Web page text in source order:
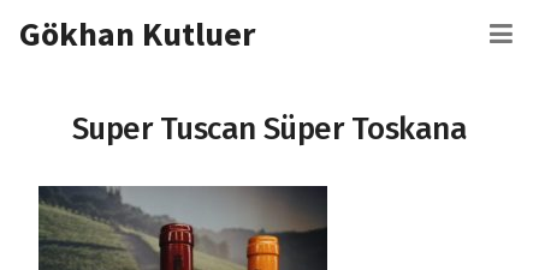
atlaGökhan Kutluer
Super Tuscan Süper Toskana